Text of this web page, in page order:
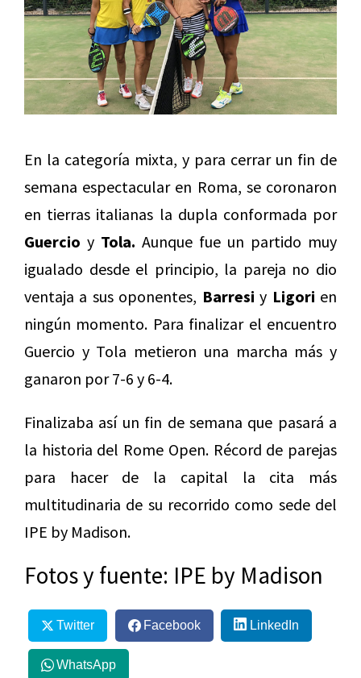
En la categoría mixta, y para cerrar un fin de
semana espectacular en Roma, se coronaron
en tierras italianas la dupla conformada por
Guercio y Tola. Aunque fue un partido muy
igualado desde el principio, la pareja no dio
ventaja a sus oponentes, Barresi y Ligori en
ningún momento. Para finalizar el encuentro
Guercio y Tola metieron una marcha más y
ganaron por 7-6 y 6-4.
Finalizaba así un fin de semana que pasará a
la historia del Rome Open. Récord de parejas
para hacer de la capital la cita más
multitudinaria de su recorrido como sede del
IPE by Madison.
Fotos y fuente: IPE by Madison
Twitter Facebook LinkedIn
WhatsApp